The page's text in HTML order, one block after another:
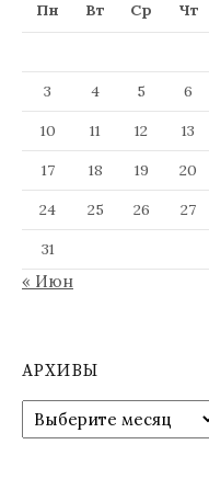
Пн Вт Ср Чт
3
4 5 6
10
11 12 13
17
18 19 20
24
25 26 27
31
« Июн
АРХИВЫ
Архивы